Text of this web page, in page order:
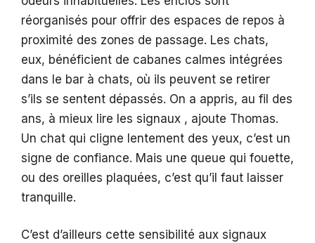
réorganisés pour offrir des espaces de repos à
proximité des zones de passage. Les chats,
eux, bénéficient de cabanes calmes intégrées
dans le bar à chats, où ils peuvent se retirer
s’ils se sentent dépassés. On a appris, au fil des
ans, à mieux lire les signaux , ajoute Thomas.
Un chat qui cligne lentement des yeux, c’est un
signe de confiance. Mais une queue qui fouette,
ou des oreilles plaquées, c’est qu’il faut laisser
tranquille.
C’est d’ailleurs cette sensibilité aux signaux